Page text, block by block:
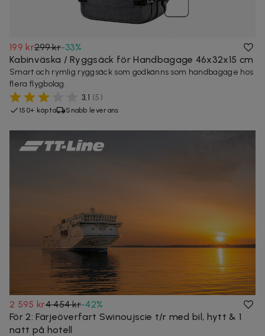
199 kr299 kr-33%
Kabinväska / Ryggsäck för Handbagage 46x32x15 cm
Smart och rymlig ryggsäck som godkänns som handbagage hos
flera flygbolag.
3,1 (5)
150+ köpta Snabb leverans
2 595 kr4 454 kr-42%
För 2: Färjeöverfart Swinoujscie t/r med bil, hytt & 1
natt på hotell